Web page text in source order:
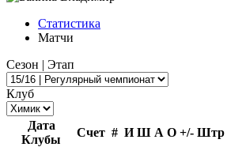
Статистика
Матчи
Сезон | Этап
Клуб
Дата
Клубы
Счет # И Ш А О +/- Штр